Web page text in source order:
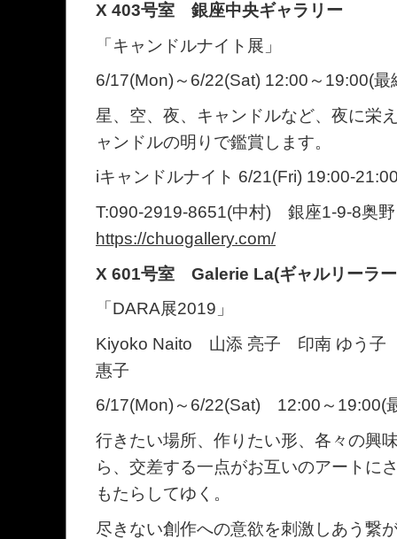
X 403号室 銀座中央ギャラリー
「キャンドルナイト展」
6/17(Mon)～6/22(Sat) 12:00～19:00(最
星、空、夜、キャンドルなど、夜に栄
ャンドルの明りで鑑賞します。
iキャンドルナイト 6/21(Fri) 19:00-
T:090-2919-8651(中村) 銀座1-9-8奥
https://chuogallery.com/
X 601号室 Galerie La(ギャルリーラ
「DARA展2019」
Kiyoko Naito 山添 亮子 印南 ゆう
惠子
6/17(Mon)～6/22(Sat) 12:00～19:00(
行きたい場所、作りたい形、各々の興
ら、交差する一点がお互いのアートに
もたらしてゆく。
尽きない創作への意欲を刺激しあう繋